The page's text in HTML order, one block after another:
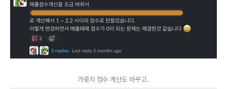
가중치 점수 계산도 바꾸고..